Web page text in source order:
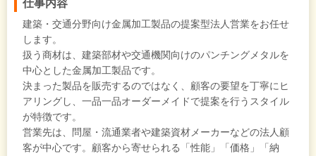
仕事内容
建築・交通分野向け金属加工製品の提案型法人営業をお任せ
します。
扱う商材は、建築部材や交通機関向けのパンチングメタルを
中心とした金属加工製品です。
決まった製品を販売するのではなく、顧客の要望を丁寧にヒ
アリングし、一品一品オーダーメイドで提案を行うスタイル
が特徴です。
営業先は、問屋・流通業者や建築資材メーカーなどの法人顧
客が中心です。顧客から寄せられる「性能」「価格」「納